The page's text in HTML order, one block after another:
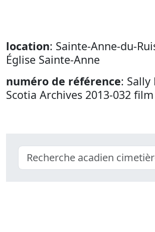
location: Sainte-Anne-du-
Église Sainte-Anne
numéro de référence: Sally
Scotia Archives 2013-032